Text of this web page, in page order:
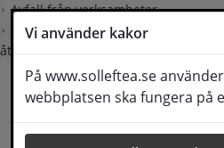
Vi använder kakor
På www.solleftea.se
webbplatsen ska fungera på
Avfall från verksamheter
Verksamhetsavfall på Rödsta
återvinningscentral
Verksamhetsavfall på